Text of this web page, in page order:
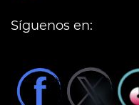
Síguenos en: